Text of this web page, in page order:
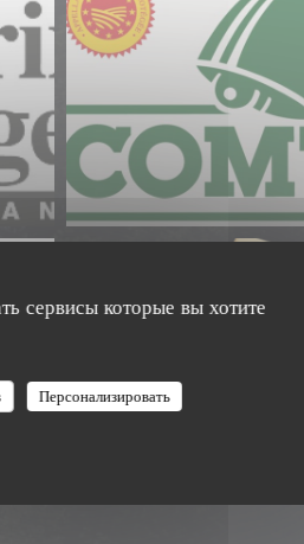
сервисы которые вы хотите
Персонализировать